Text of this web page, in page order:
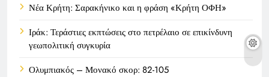
Νέα Κρήτη: Σαρακήνικο και η φράση «Κρήτη ΟΦΗ»
Ιράκ: Τεράστιες εκπτώσεις στο πετρέλαιο σε επικίνδυνη
γεωπολιτική συγκυρία
Ολυμπιακός – Μονακό σκορ: 82-105